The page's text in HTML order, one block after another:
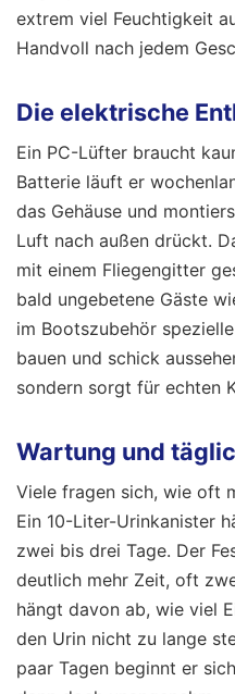
extrem viel Feuchtigkeit
Handvoll nach jedem
Die elektrische
Ein PC-Lüfter braucht
Batterie läuft er
das Gehäuse und
Luft nach außen drückt.
mit einem Fliegengitter
bald ungebetene Gäste
im Bootszubehör
bauen und schick
sondern sorgt für echten
Wartung und
Viele fragen sich, wie oft
Ein 10-Liter-Urinkanister
zwei bis drei Tage. Der
deutlich mehr Zeit, oft
hängt davon ab, wie viel
den Urin nicht zu lange
paar Tagen beginnt er